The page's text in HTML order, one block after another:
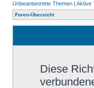
Unbeantwortete Themen | Aktive
Foren-Übersicht
Diese